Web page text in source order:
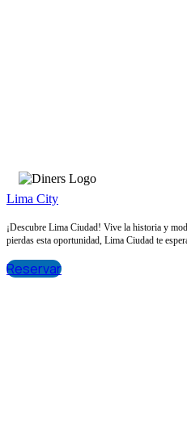
Lima City
¡Descubre Lima Ciudad! Vive la historia y
pierdas esta oportunidad, Lima Ciudad te
Reservar